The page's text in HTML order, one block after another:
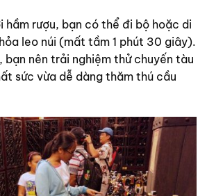
hầm rượu, bạn có thể đi bộ hoặc di
leo núi (mất tầm 1 phút 30 giây).
bạn nên trải nghiệm thử chuyến tàu
sức vừa dễ dàng thăm thú cầu